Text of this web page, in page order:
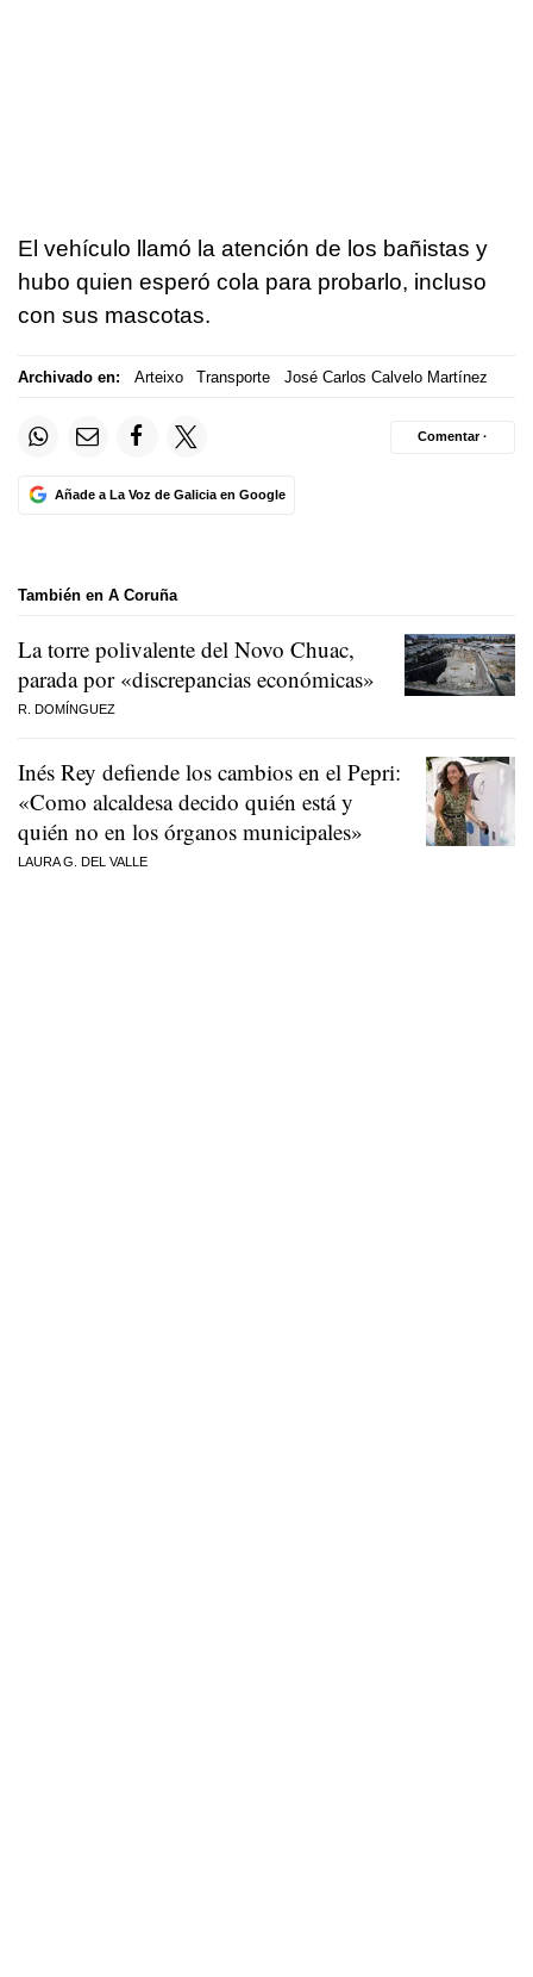
El vehículo llamó la atención de los bañistas y
hubo quien esperó cola para probarlo, incluso
con sus mascotas.
Archivado en: Arteixo Transporte José Carlos Calvelo Martínez
Añade a La Voz de Galicia en Google
Comentar ·
También en A Coruña
La torre polivalente del Novo Chuac,
parada por «discrepancias económicas»
R. DOMÍNGUEZ
Inés Rey defiende los cambios en el Pepri:
«Como alcaldesa decido quién está y
quién no en los órganos municipales»
LAURA G. DEL VALLE